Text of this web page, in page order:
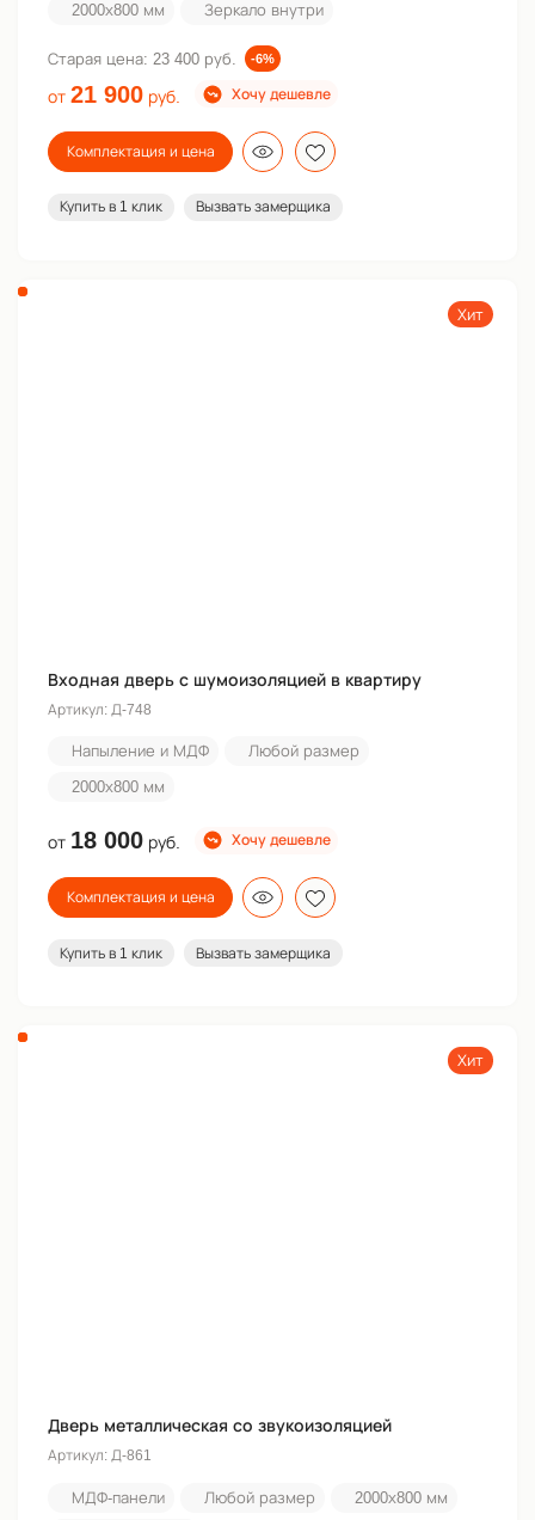
2000х800 мм
Зеркало внутри
Старая цена: 23 400 руб. -6%
от 21 900 руб. Хочу дешевле
Комплектация и цена
Купить в 1 клик Вызвать замерщика
Хит
Входная дверь с шумоизоляцией в квартиру
Артикул: Д-748
Напыление и МДФ
Любой размер
2000х800 мм
от 18 000 руб. Хочу дешевле
Комплектация и цена
Купить в 1 клик Вызвать замерщика
Хит
Дверь металлическая со звукоизоляцией
Артикул: Д-861
МДФ-панели Любой размер 2000х800 мм